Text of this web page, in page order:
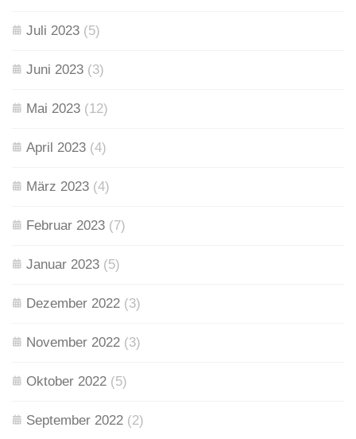
Juli 2023 (5)
Juni 2023 (3)
Mai 2023 (12)
April 2023 (4)
März 2023 (4)
Februar 2023 (7)
Januar 2023 (5)
Dezember 2022 (3)
November 2022 (3)
Oktober 2022 (5)
September 2022 (2)